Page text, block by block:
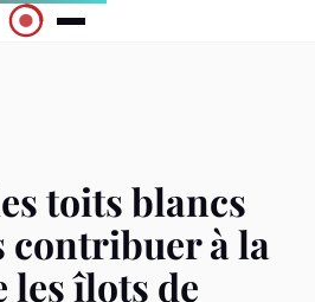
toits blancs
contribuer à la
îlots de